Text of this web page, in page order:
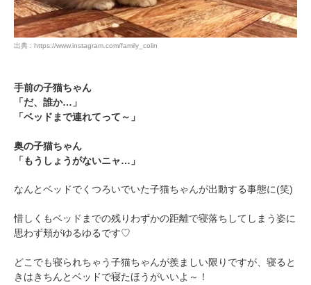
出典 : https://www.instagram.com/family_colin
手前の子猫ちゃん
「だ、誰か…」
「ベッドまで連れてって～」
奥の子猫ちゃん
「もうしょうがないニャ…」
なんとベッドでくつろいでいた子猫ちゃんが出動する事態に(笑)
惜しくもベッドまでの残りわずかの距離で寝落ちしてしまう姿に
思わず頬がゆるゆるです♡
どこでも寝られちゃう子猫ちゃんが羨ましい限りですが、寝ると
きはきちんとベッドで寝たほうがいいよ～！
pecodogs
いぬ部をフォロー